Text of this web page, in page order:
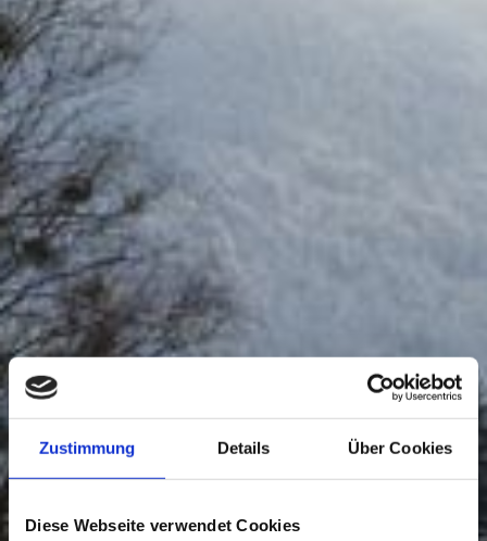
Zustimmung Details Über Cookies
Diese Webseite verwendet Cookies